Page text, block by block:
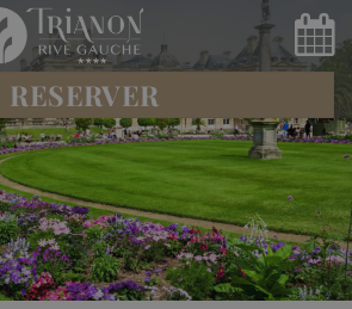
RESERVER